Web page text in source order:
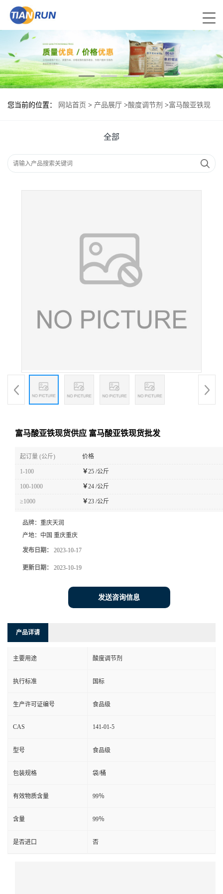
您当前的位置： 网站首页 > 产品展厅 >酸度调节剂 >富马酸亚铁现
全部
富马酸亚铁现货供应 富马酸亚铁现货批发
起订量 (公斤) 价格
1-100 ￥25 /公斤
100-1000 ￥24 /公斤
≥1000 ￥23 /公斤
品牌： 重庆天润
产地： 中国 重庆重庆
发布日期： 2023-10-17
更新日期： 2023-10-19
发送咨询信息
产品详请
主要用途 酸度调节剂
执行标准 国标
生产许可证编号 食品级
CAS 141-01-5
型号 食品级
包装规格 袋/桶
有效物质含量 99％
含量 99％
是否进口 否